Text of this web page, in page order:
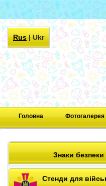
Rus|Ukr
Головна Фотогалерея
Знаки безпеки
Стенди для